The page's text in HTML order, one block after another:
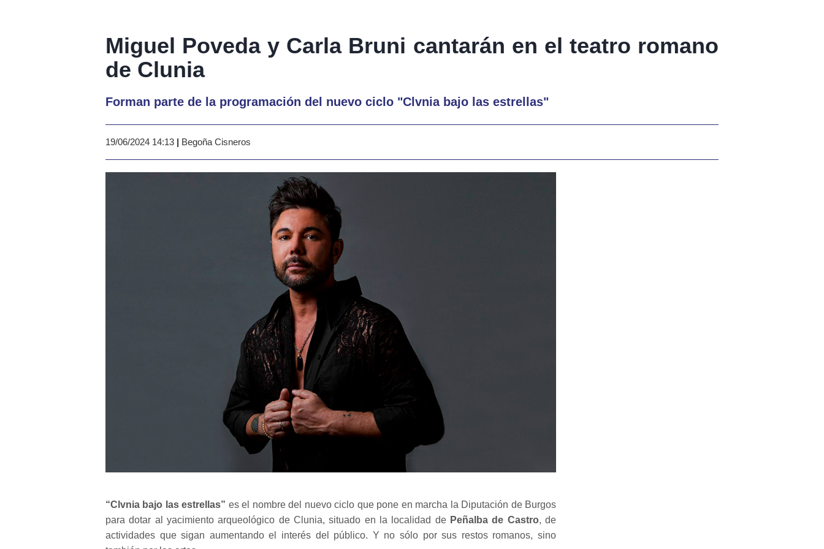
Miguel Poveda y Carla Bruni cantarán en el teatro romano
de Clunia
Forman parte de la programación del nuevo ciclo "Clvnia bajo las estrellas"
19/06/2024 14:13 | Begoña Cisneros
“Clvnia bajo las estrellas” es el nombre del nuevo ciclo que pone en marcha la Diputación de Burgos
para dotar al yacimiento arqueológico de Clunia, situado en la localidad dePeñalba de Castro, de
actividades que sigan aumentando el interés del público. Y no sólo por sus restos romanos, sino